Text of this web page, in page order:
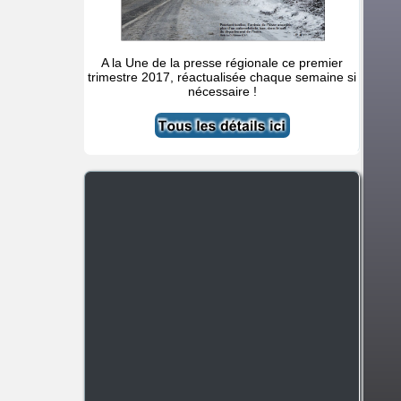
A la Une de la presse régionale ce premier
trimestre 2017, réactualisée chaque semaine si
nécessaire !